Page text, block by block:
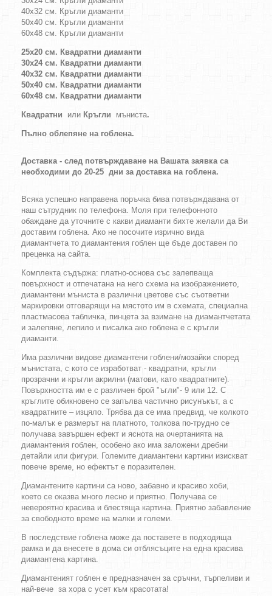
40х32 см. Кръгли диаманти
50х40 см. Кръгли диаманти
60х48 см. Кръгли диаманти
25х20 см. Квадратни диаманти
30х24 см. Квадратни диаманти
40х32 см. Квадратни диаманти
50х40 см. Квадратни диаманти
60х48 см. Квадратни диаманти
Квадратни или Кръгли мъниста.
Пълно облепяне на гоблена.
Доставка - след потвърждаване на Вашата заявка са
необходими до 20-25 дни за доставка на гоблена.
Всяка успешно направена поръчка бива потвърждавана от
наш сътрудник по телефона. Моля при телефонното
обаждане да уточните с какви диаманти бихте желали да Ви
доставим гоблена. Ако не посочите изрично вида
диамантчета то диамантения гоблен ще бъде доставен по
преценка на сайта.
Комплекта съдържа: платно-основа със залепваща
повърхност и отпечатана на него схема на изображението,
диамантени мъниста в различни цветове със съответни
маркировки отговарящи на мястото им в схемата, специална
пластмасова табличка, пинцета за взимане на диамантчетата
и залепяне, лепило и писалка ако гоблена е с кръгли
диаманти.
Има различни видове диамантени гоблени/мозайки според
мънистата, с кото се изработват - квадратни, кръгли
прозрачни и кръгли акрилни (матови, като квадратните).
Повърхността им е с различен брой "ъгли"- 9 или 12. С
кръглите обикновено се запълва частично рисунъкът, а с
квадратните – изцяло. Трябва да се има предвид, че колкото
по-малък е размерът на платното, толкова по-трудно се
получава завършен ефект и яснота на очертанията на
диамантения гоблен, особено ако има заложени дребни
детайли или фигури. Големите диамантени картини изискват
повече време, но ефектът е поразителен.
Диамантените картини са ново, забавно и красиво хоби,
което се оказва много лесно и приятно. Получава се
невероятно красива и блестяща картина. Приятно забавление
за свободното време на малки и големи.
В последствие гоблена може да поставете в подходяща
рамка и да внесете в дома си отблясъците на една красива
диамантена картина.
Диамантеният гоблен е предназначен за сръчни, търпеливи и
най-вече за хора с усет към красотата!